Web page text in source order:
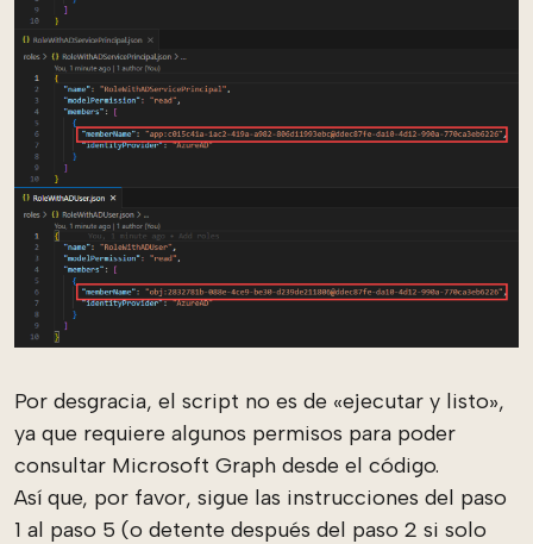
Por desgracia, el script no es de «ejecutar y listo»,
ya que requiere algunos permisos para poder
consultar Microsoft Graph desde el código.
Así que, por favor, sigue las instrucciones del paso
1 al paso 5 (o detente después del paso 2 si solo